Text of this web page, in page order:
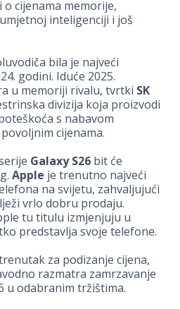
cijenama memorije,
inteligenciji i još
bila je najveći
godini. Iduće 2025.
u memoriji rivalu, tvrtki SK
divizija koja proizvodi
s nabavom
cijenama.
Galaxy S26 bit će
Apple je trenutno najveći
na svijetu, zahvaljujući
vrlo dobru prodaju.
tu titulu izmjenjuju u
predstavlja svoje telefone.
za podizanje cijena,
razmatra zamrzavanje
u odabranim tržištima.